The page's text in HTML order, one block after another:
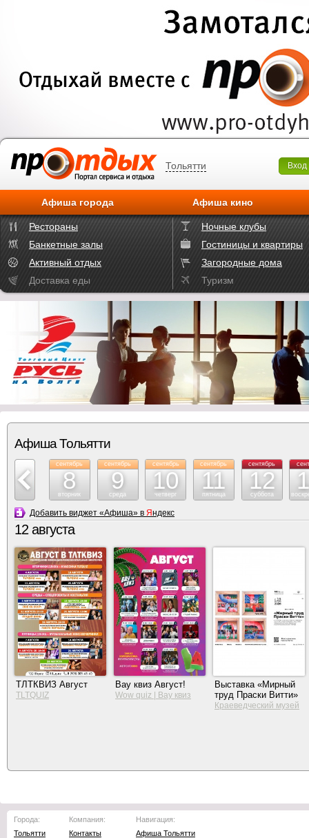
Тольятти Вход
Афиша города Афиша кино
Рестораны
Ночные клубы
Банкетные залы
Гостиницы и квартиры
Активный отдых
Загородные дома
Доставка еды
Туризм
Афиша Тольятти
7
сентябрь
8
вторник
сентябрь
9
среда
сентябрь
10
четверг
сентябрь
11
пятница
сентябрь
12
суббота
Добавить виджет «Афиша» в Яндекс
12 августа
ТЛТКВИЗ Август
TLTQUIZ
Вау квиз Август!
Wow quiz | Вау квиз
Выставка «Мирный
труд Праски Витти»
Краеведческий музей
Города:
Тольятти
Компания:
Контакты
Навигация:
Афиша Тольятти